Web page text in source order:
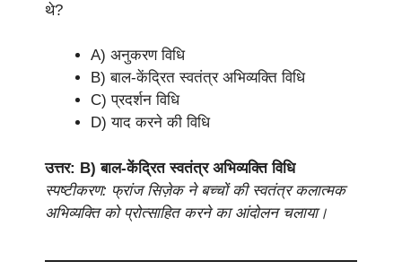
थे?
A) अनुकरण विधि
B) बाल-केंद्रित स्वतंत्र अभिव्यक्ति विधि
C) प्रदर्शन विधि
D) याद करने की विधि
उत्तर: B) बाल-केंद्रित स्वतंत्र अभिव्यक्ति विधि
स्पष्टीकरण: फ्रांज सिज़ेक ने बच्चों की स्वतंत्र कलात्मक
अभिव्यक्ति को प्रोत्साहित करने का आंदोलन चलाया।